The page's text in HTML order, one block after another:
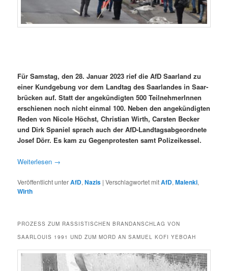
Für Sam­stag, den 28. Jan­u­ar 2023 rief die AfD Saar­land zu
ein­er Kundge­bung vor dem Land­tag des Saar­lan­des in Saar­
brück­en auf. Statt der angekündigten 500 Teil­nehmerIn­nen
erschienen noch nicht ein­mal 100. Neben den angekündigten
Reden von Nicole Höchst, Chris­t­ian Wirth, Carsten Beck­er
und Dirk Spaniel sprach auch der AfD-Land­tagsab­ge­ord­nete
Josef Dörr. Es kam zu Gegen­protesten samt Polizeikessel.
Weit­er­lesen →
Veröffentlicht unterAfD,Nazis |Verschlagwortet mitAfD,Malenki,
Wirth
PROZESS ZUM RASSISTISCHEN BRANDANSCHLAG VON
SAARLOUIS 1991 UND ZUM MORD AN SAMUEL KOFI YEBOAH